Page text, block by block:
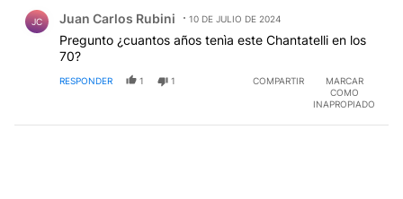
JC Juan Carlos Rubini 10 DE JULIO DE 2024
Pregunto ¿cuantos años tenìa este Chantatelli en los
70?
RESPONDER 1 1 COMPARTIR
MARCAR
COMO
INAPROPIADO